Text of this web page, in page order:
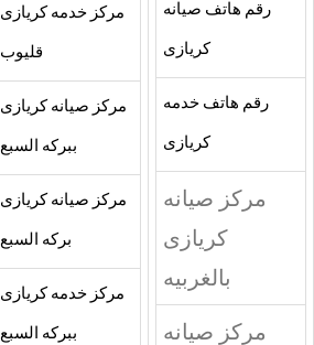
رقم هاتف صيانه
كريازى
رقم هاتف خدمه
كريازى
مركز صيانه
كريازى
بالغربيه
مركز صيانه
مركز خدمه كريازى
قليوب
مركز صيانه كريازى
ببركه السبع
مركز صيانه كريازى
بركه السبع
مركز خدمه كريازى
ببركه السبع